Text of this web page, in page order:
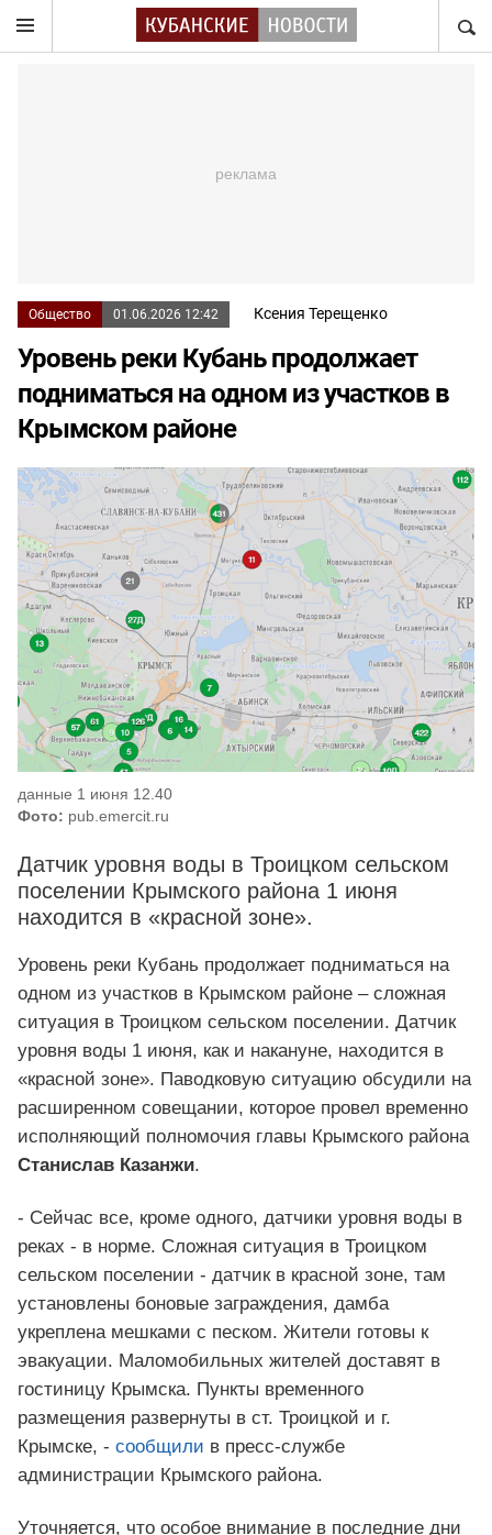
Общество 01.06.2026 12:42 Ксения Терещенко
Уровень реки Кубань продолжает
подниматься на одном из участков в
Крымском районе
данные 1 июня 12.40
Фото: pub.emercit.ru
Датчик уровня воды в Троицком сельском
поселении Крымского района 1 июня
находится в «красной зоне».
Уровень реки Кубань продолжает подниматься на
одном из участков в Крымском районе – сложная
ситуация в Троицком сельском поселении. Датчик
уровня воды 1 июня, как и накануне, находится в
«красной зоне». Паводковую ситуацию обсудили на
расширенном совещании, которое провел временно
исполняющий полномочия главы Крымского района
Станислав Казанжи.
- Сейчас все, кроме одного, датчики уровня воды в
реках - в норме. Сложная ситуация в Троицком
сельском поселении - датчик в красной зоне, там
установлены боновые заграждения, дамба
укреплена мешками с песком. Жители готовы к
эвакуации. Маломобильных жителей доставят в
гостиницу Крымска. Пункты временного
размещения развернуты в ст. Троицкой и г.
Крымске, - сообщили в пресс-службе
администрации Крымского района.
Уточняется, что особое внимание в последние дни